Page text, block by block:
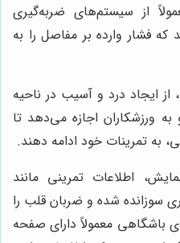
از سیستم‌های ضربه‌گیری
که فشار وارده بر مفاصل را به
ایجاد درد و آسیب در ناحیه
ورزشکاران اجازه می‌دهد تا
به تمرینات خود ادامه دهند.
اطلاعات تمرینی مانند
سوزانده شده و ضربان قلب را
باشگاهی معمولاً دارای صفحه‌